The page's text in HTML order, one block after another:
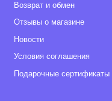
Возврат и обмен
Отзывы о магазине
Новости
Условия соглашения
Подарочные сертификаты